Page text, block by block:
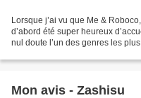
Lorsque j’ai vu que Me &
d’abord été super heureux
nul doute l’un des genres les
Mon avis - Zashisu